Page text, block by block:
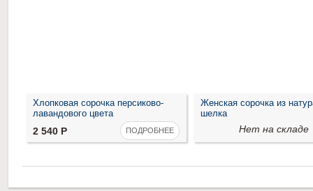
Хлопковая сорочка персиково-
лавандового цвета
2 540 Р ПОДРОБНЕЕ
Женская сорочка из
шелка
Нет на складе